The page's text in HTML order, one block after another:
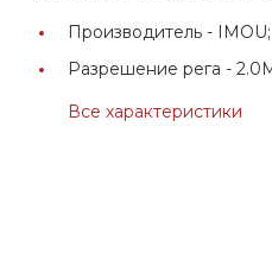
Производитель - IMOU;
Разрешение рега -
Все характеристики